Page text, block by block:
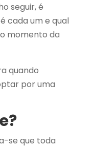
seguir, é
cada um e qual
momento da
quando
por uma
se que toda